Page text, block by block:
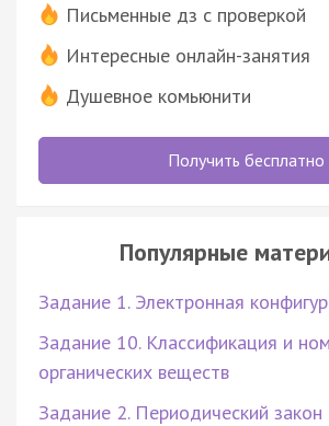
Письменные дз с проверкой
Интересные онлайн-занятия
Душевное комьюнити
Получить бесплатно
Популярные
Задание 1. Электронная
Задание 10. Классификация и
органических веществ
Задание 2. Периодический закон